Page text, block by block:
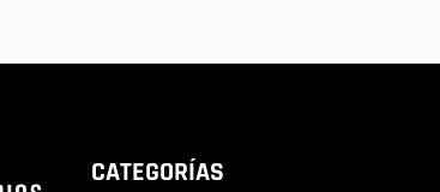
CATEGORÍAS